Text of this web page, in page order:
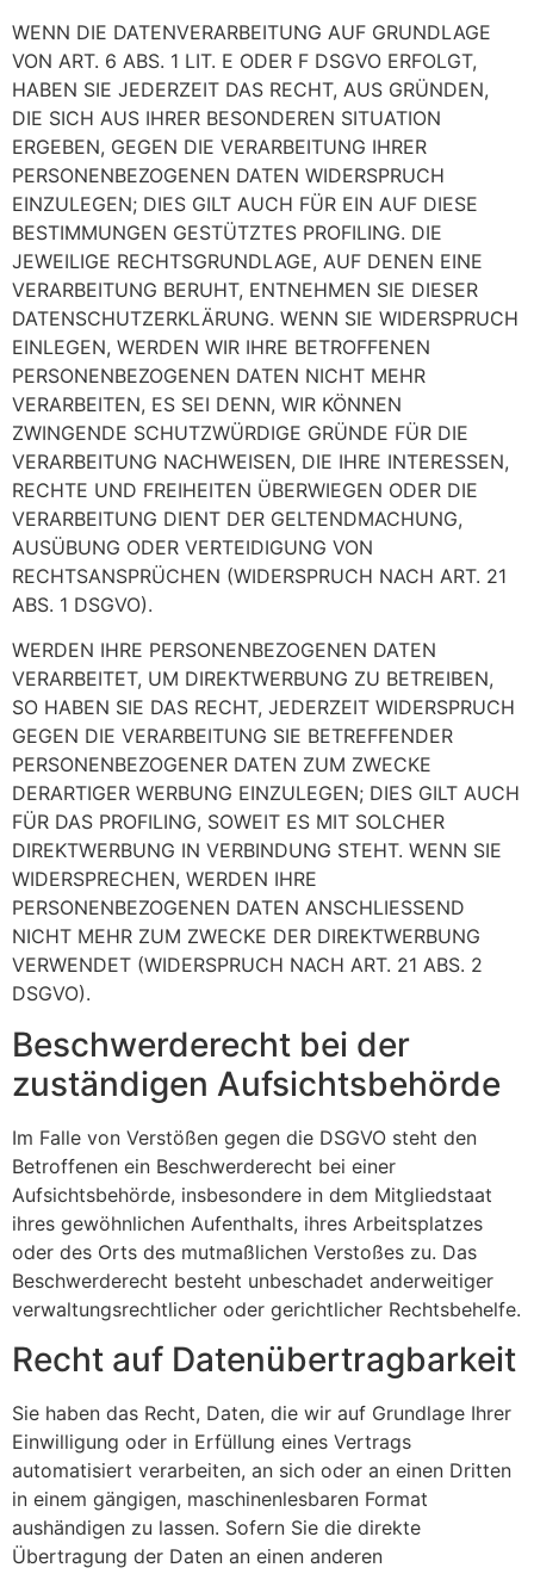
WENN DIE DATENVERARBEITUNG AUF GRUNDLAGE
VON ART. 6 ABS. 1 LIT. E ODER F DSGVO ERFOLGT,
HABEN SIE JEDERZEIT DAS RECHT, AUS GRÜNDEN,
DIE SICH AUS IHRER BESONDEREN SITUATION
ERGEBEN, GEGEN DIE VERARBEITUNG IHRER
PERSONENBEZOGENEN DATEN WIDERSPRUCH
EINZULEGEN; DIES GILT AUCH FÜR EIN AUF DIESE
BESTIMMUNGEN GESTÜTZTES PROFILING. DIE
JEWEILIGE RECHTSGRUNDLAGE, AUF DENEN EINE
VERARBEITUNG BERUHT, ENTNEHMEN SIE DIESER
DATENSCHUTZERKLÄRUNG. WENN SIE WIDERSPRUCH
EINLEGEN, WERDEN WIR IHRE BETROFFENEN
PERSONENBEZOGENEN DATEN NICHT MEHR
VERARBEITEN, ES SEI DENN, WIR KÖNNEN
ZWINGENDE SCHUTZWÜRDIGE GRÜNDE FÜR DIE
VERARBEITUNG NACHWEISEN, DIE IHRE INTERESSEN,
RECHTE UND FREIHEITEN ÜBERWIEGEN ODER DIE
VERARBEITUNG DIENT DER GELTENDMACHUNG,
AUSÜBUNG ODER VERTEIDIGUNG VON
RECHTSANSPRÜCHEN (WIDERSPRUCH NACH ART. 21
ABS. 1 DSGVO).
WERDEN IHRE PERSONENBEZOGENEN DATEN
VERARBEITET, UM DIREKTWERBUNG ZU BETREIBEN,
SO HABEN SIE DAS RECHT, JEDERZEIT WIDERSPRUCH
GEGEN DIE VERARBEITUNG SIE BETREFFENDER
PERSONENBEZOGENER DATEN ZUM ZWECKE
DERARTIGER WERBUNG EINZULEGEN; DIES GILT AUCH
FÜR DAS PROFILING, SOWEIT ES MIT SOLCHER
DIREKTWERBUNG IN VERBINDUNG STEHT. WENN SIE
WIDERSPRECHEN, WERDEN IHRE
PERSONENBEZOGENEN DATEN ANSCHLIESSEND
NICHT MEHR ZUM ZWECKE DER DIREKTWERBUNG
VERWENDET (WIDERSPRUCH NACH ART. 21 ABS. 2
DSGVO).
Beschwerde­recht bei der
zuständigen Aufsichts­behörde
Im Falle von Verstößen gegen die DSGVO steht den
Betroffenen ein Beschwerderecht bei einer
Aufsichtsbehörde, insbesondere in dem Mitgliedstaat
ihres gewöhnlichen Aufenthalts, ihres Arbeitsplatzes
oder des Orts des mutmaßlichen Verstoßes zu. Das
Beschwerderecht besteht unbeschadet anderweitiger
verwaltungsrechtlicher oder gerichtlicher Rechtsbehelfe.
Recht auf Daten­übertrag­barkeit
Sie haben das Recht, Daten, die wir auf Grundlage Ihrer
Einwilligung oder in Erfüllung eines Vertrags
automatisiert verarbeiten, an sich oder an einen Dritten
in einem gängigen, maschinenlesbaren Format
aushändigen zu lassen. Sofern Sie die direkte
Übertragung der Daten an einen anderen